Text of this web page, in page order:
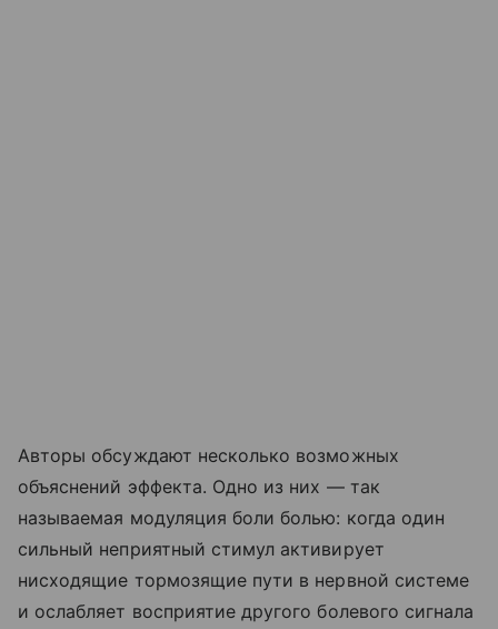
Авторы обсуждают несколько возможных
объяснений эффекта. Одно из них — так
называемая модуляция боли болью: когда один
сильный неприятный стимул активирует
нисходящие тормозящие пути в нервной системе
и ослабляет восприятие другого болевого сигнала